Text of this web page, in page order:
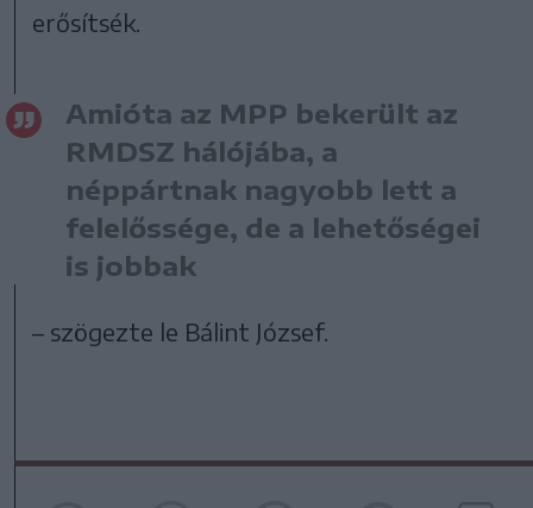
erősítsék.
Amióta az MPP bekerült az
RMDSZ hálójába, a
néppártnak nagyobb lett a
felelőssége, de a lehetőségei
is jobbak
– szögezte le Bálint József.